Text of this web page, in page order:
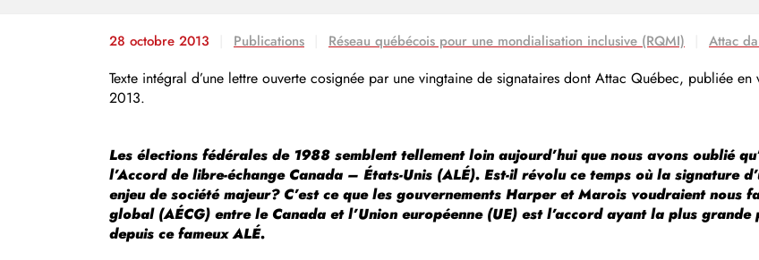
28 octobre 2013 Publications Réseau québécois pour une mondialisation inclusive (RQMI) Attac
Texte intégral d’une lettre ouverte cosignée par une vingtaine de signataires dont Attac Québec, publiée en
2013.
Les élections fédérales de 1988 semblent tellement loin aujourd’hui que nous avons oublié
l’Accord de libre-échange Canada – États-Unis (ALÉ). Est-il révolu ce temps où la signature
enjeu de société majeur? C’est ce que les gouvernements Harper et Marois voudraient nous
global (AÉCG) entre le Canada et l’Union européenne (UE) est l’accord ayant la plus
depuis ce fameux ALÉ.